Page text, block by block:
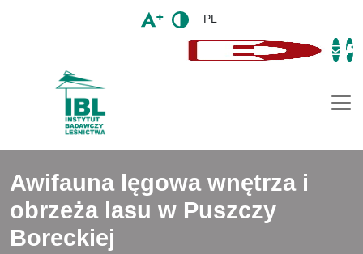
PL
Awifauna lęgowa wnętrza i
obrzeża lasu w Puszczy
Boreckiej